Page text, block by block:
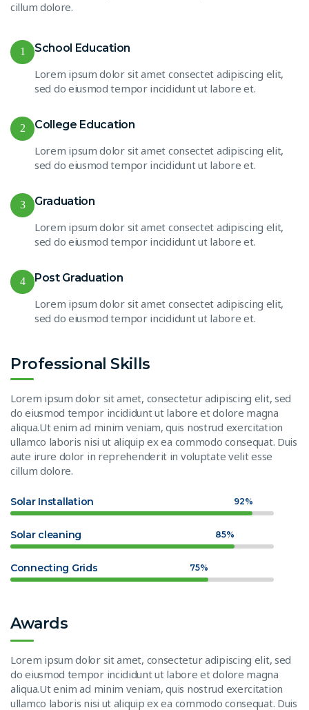
cillum dolore.
1 School Education
Lorem ipsum dolor sit amet consectet adipiscing elit,
sed do eiusmod tempor incididunt ut labore et.
2 College Education
Lorem ipsum dolor sit amet consectet adipiscing elit,
sed do eiusmod tempor incididunt ut labore et.
3 Graduation
Lorem ipsum dolor sit amet consectet adipiscing elit,
sed do eiusmod tempor incididunt ut labore et.
4 Post Graduation
Lorem ipsum dolor sit amet consectet adipiscing elit,
sed do eiusmod tempor incididunt ut labore et.
Professional Skills
Lorem ipsum dolor sit amet, consectetur adipiscing elit, sed
do eiusmod tempor incididunt ut labore et dolore magna
aliqua.Ut enim ad minim veniam, quis nostrud exercitation
ullamco laboris nisi ut aliquip ex ea commodo consequat. Duis
aute irure dolor in reprehenderit in voluptate velit esse
cillum dolore.
Solar Installation 92%
Solar cleaning 85%
Connecting Grids 75%
Awards
Lorem ipsum dolor sit amet, consectetur adipiscing elit, sed
do eiusmod tempor incididunt ut labore et dolore magna
aliqua.Ut enim ad minim veniam, quis nostrud exercitation
ullamco laboris nisi ut aliquip ex ea commodo consequat. Duis